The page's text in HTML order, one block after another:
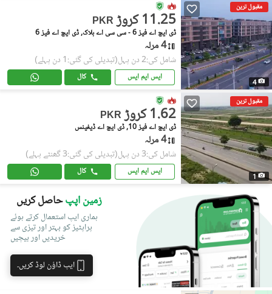
مقبول ترین
4
PKR 11.25 کروڑ
ڈی ایچ اے فیز 6 - سی سی اے بلاک, ڈی ایچ اے فیز 6
4 مرلہ
شامل کی:2 دن پہل (تبدیلی کی گئی:1 دن پہلے)
ایس ایم ایس کال
مقبول ترین
1
PKR 1.62 کروڑ
ڈی ایچ اے فیز 10, ڈی ایچ اے ڈیفینس
4 مرلہ
شامل کی:3 دن پہل (تبدیلی کی گئی:3 گھنٹے پہلے)
ایس ایم ایس کال
زمین اپپحاصل کریں
ہماری ایپ استعمال کرتے ہوئے
پراپٹیز کو بہتر اور تیزی سے
خریدیں اور بیچیں
ایپ ڈاؤن لوڈ کریں۔